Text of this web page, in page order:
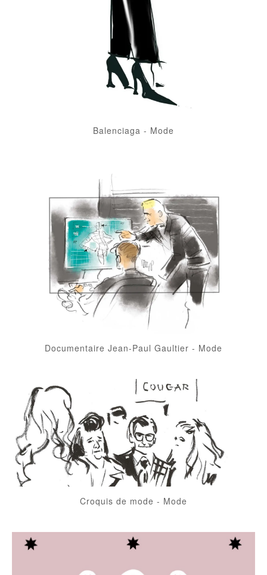
Balenciaga - Mode
Documentaire Jean-Paul Gaultier - Mode
Croquis de mode - Mode